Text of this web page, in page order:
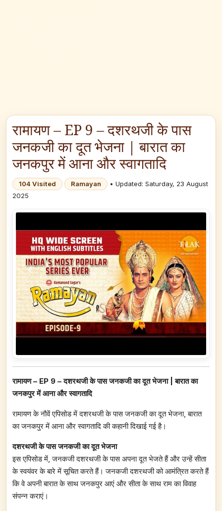
रामायण – EP 9 – दशरथजी के पास
जनकजी का दूत भेजना | बारात का
जनकपुर में आना और स्वागतादि
104 Visited Ramayan
• Updated: Saturday, 23 August
2025
रामायण – EP 9 – दशरथजी के पास जनकजी का दूत भेजना | बारात का
जनकपुर में आना और स्वागतादि
रामायण के नौवें एपिसोड में दशरथजी के पास जनकजी का दूत भेजना, बारात
का जनकपुर में आना और स्वागतादि की कहानी दिखाई गई है।
दशरथजी के पास जनकजी का दूत भेजना
इस एपिसोड में, जनकजी दशरथजी के पास अपना दूत भेजते हैं और उन्हें सीता
के स्वयंवर के बारे में सूचित करते हैं। जनकजी दशरथजी को आमंत्रित करते हैं
कि वे अपनी बारात के साथ जनकपुर आएं और सीता के साथ राम का विवाह
संपन्न कराएं।